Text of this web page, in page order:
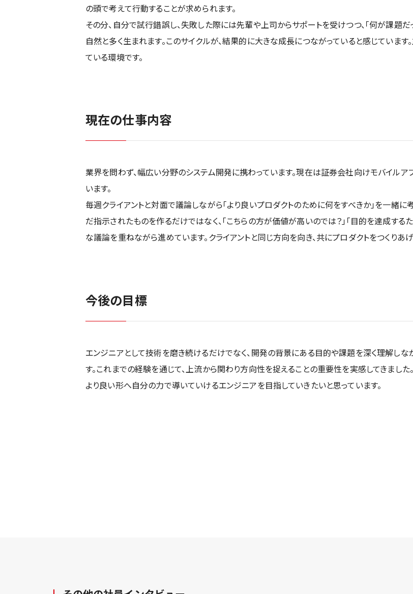
の頭で考えて行動することが求められます。
その分、自分で試行錯誤し、失敗した際には先輩や上司からサポートを受けつつ、「何が課題だ
自然と多く生まれます。このサイクルが、結果的に大きな成長につながっていると感じています
ている環境です。
現在の仕事内容
業界を問わず、幅広い分野のシステム開発に携わっています。現在は証券会社向けモバイルア
います。
毎週クライアントと対面で議論しながら「より良いプロダクトのために何をすべきか」を一緒に
だ指示されたものを作るだけではなく、「こちらの方が価値が高いのでは？」「目的を達成す
な議論を重ねながら進めています。クライアントと同じ方向を向き、共にプロダクトをつくりあ
今後の目標
エンジニアとして技術を磨き続けるだけでなく、開発の背景にある目的や課題を深く理解し
す。これまでの経験を通じて、上流から関わり方向性を捉えることの重要性を実感してきました
より良い形へ自分の力で導いていけるエンジニアを目指していきたいと思っています。